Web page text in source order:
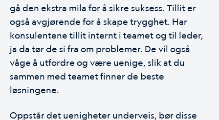
gå den ekstra mila for å sikre suksess. Tillit er
også avgjørende for å skape trygghet. Har
konsulentene tillit internt i teamet og til leder,
ja da tør de si fra om problemer. De vil også
våge å utfordre og være uenige, slik at du
sammen med teamet finner de beste
løsningene.
Oppstår det uenigheter underveis, bør disse